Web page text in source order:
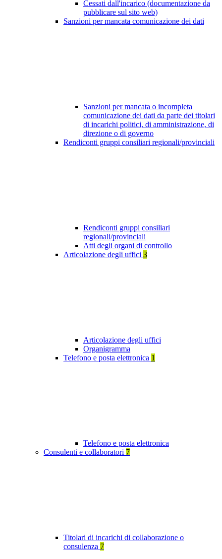
Cessati dall'incarico (documentazione da
pubblicare sul sito web)
Sanzioni per mancata comunicazione dei dati
Sanzioni per mancata o incompleta
comunicazione dei dati da parte dei titolari
di incarichi politici, di amministrazione, di
direzione o di governo
Rendiconti gruppi consiliari regionali/provinciali
Rendiconti gruppi consiliari
regionali/provinciali
Atti degli organi di controllo
Articolazione degli uffici 3
Articolazione degli uffici
Organigramma
Telefono e posta elettronica 1
Telefono e posta elettronica
Consulenti e collaboratori 7
Titolari di incarichi di collaborazione o
consulenza 7